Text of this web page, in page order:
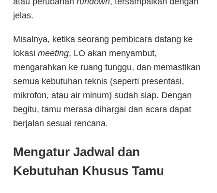
jelas.
Misalnya, ketika seorang pembicara datang ke
lokasi meeting, LO akan menyambut,
mengarahkan ke ruang tunggu, dan memastikan
semua kebutuhan teknis (seperti presentasi,
mikrofon, atau air minum) sudah siap. Dengan
begitu, tamu merasa dihargai dan acara dapat
berjalan sesuai rencana.
Mengatur Jadwal dan
Kebutuhan Khusus Tamu